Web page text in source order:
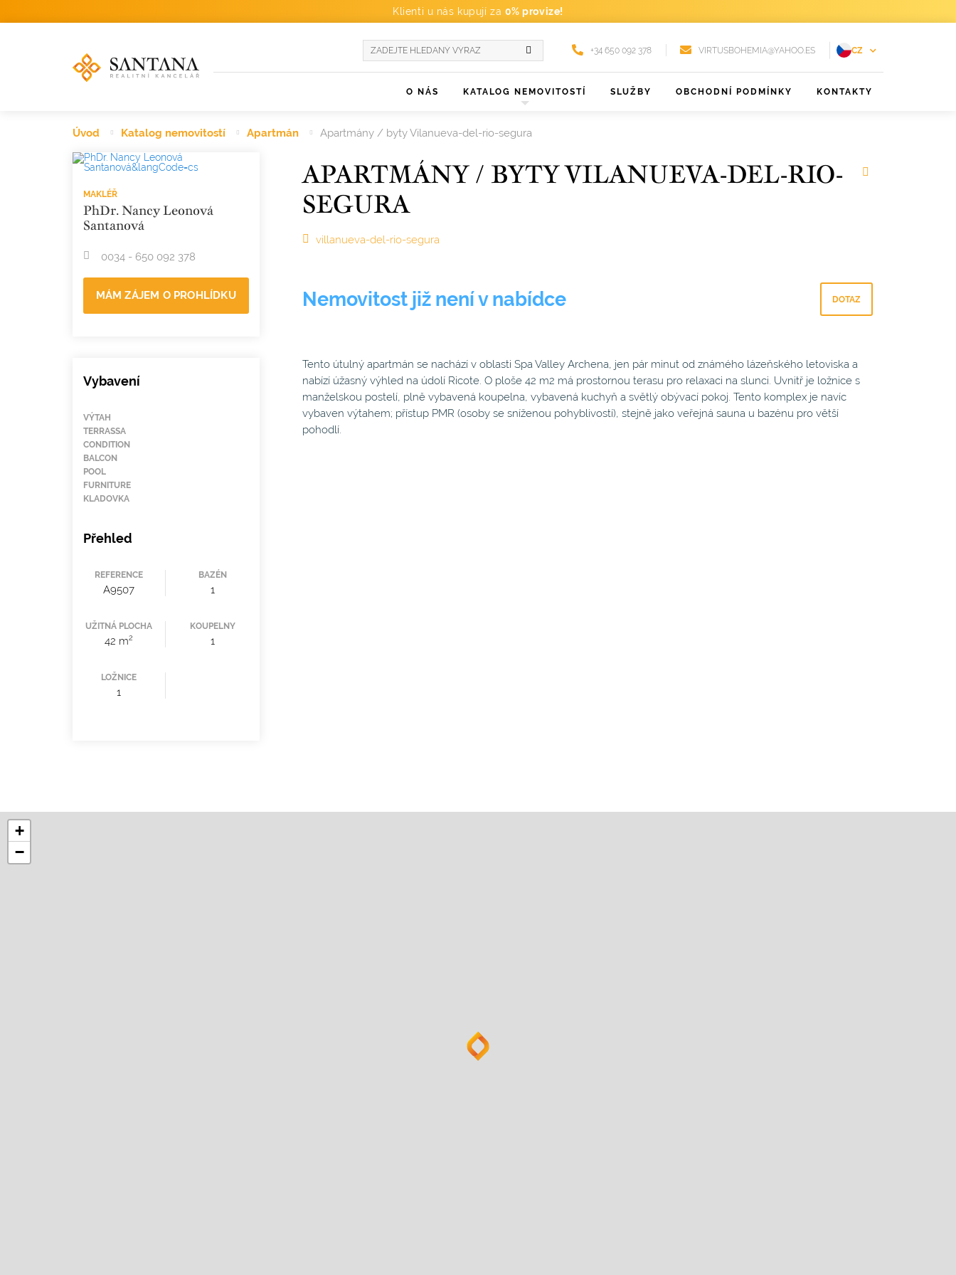
Klienti u nás kupují za 0% provize!
+34 650 092 378 VIRTUSBOHEMIA@YAHOO.ES CZ
O NÁS KATALOG NEMOVITOSTÍ SLUŽBY OBCHODNÍ PODMÍNKY KONTAKTY
Úvod Katalog nemovitostí Apartmán Apartmány / byty Vilanueva-del-rio-segura
APARTMÁNY / BYTY VILANUEVA-DEL-RIO-
SEGURA
villanueva-del-rio-segura
Nemovitost již není v nabídce DOTAZ
Tento útulný apartmán se nachází v oblasti Spa Valley Archena, jen pár minut od známého lázeňského letoviska a
nabízí úžasný výhled na údolí Ricote. O ploše 42 m2 má prostornou terasu pro relaxaci na slunci. Uvnitř je ložnice s
manželskou postelí, plně vybavená koupelna, vybavená kuchyň a světlý obývací pokoj. Tento komplex je navíc
vybaven výtahem; přístup PMR (osoby se sníženou pohyblivostí), stejně jako veřejná sauna u bazénu pro větší
pohodlí.
MAKLÉŘ
PhDr. Nancy Leonová
Santanová
0034 - 650 092 378
MÁM ZÁJEM O PROHLÍDKU
Vybavení
VÝTAH
TERRASSA
CONDITION
BALCON
POOL
FURNITURE
KLADOVKA
Přehled
REFERENCE
A9507
BAZÉN
1
UŽITNÁ PLOCHA
42 m2
KOUPELNY
1
LOŽNICE
1
+
−